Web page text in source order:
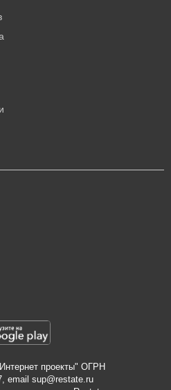
проекты" ОГРН
email sup@restate.ru